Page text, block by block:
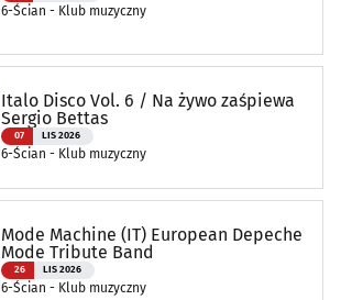
6-Ścian - Klub muzyczny
Italo Disco Vol. 6 / Na żywo zaśpiewa
Sergio Bettas
07 LIS 2026
6-Ścian - Klub muzyczny
Mode Machine (IT) European Depeche
Mode Tribute Band
26 LIS 2026
6-Ścian - Klub muzyczny